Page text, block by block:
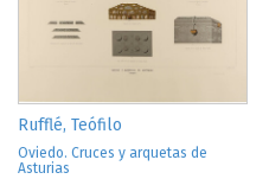
Rufflé, Teófilo
Oviedo. Cruces y arquetas de
Asturias